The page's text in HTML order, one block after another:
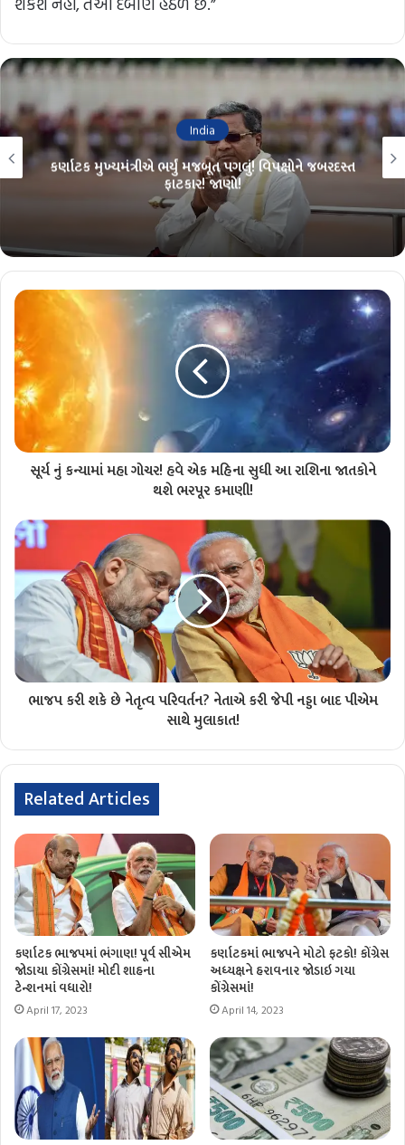
India
કર્ણાટક મુખ્યમંત્રીએ ભર્યું મજબૂત પગલું! વિપક્ષોને જબરદસ્ત
ફાટકાર! જાણો!
સૂર્ય નું કન્યામાં મહા ગોચર! હવે એક મહિના સુધી આ રાશિના જાતકોને
થશે ભરપૂર કમાણી!
ભાજપ કરી શકે છે નેતૃત્વ પરિવર્તન? નેતાએ કરી જેપી નડ્ડા બાદ પીએમ
સાથે મુલાકાત!
Related Articles
કર્ણાટક ભાજપમાં ભંગાણ! પૂર્વ સીએમ
જોડાયા કોંગ્રેસમાં! મોદી શાહના
ટેન્શનમાં વધારો!
April 17, 2023
કર્ણાટકમાં ભાજપને મોટો ફટકો! કોંગ્રેસ
અધ્યક્ષને હરાવનાર જોડાઇ ગયા
કોંગ્રેસમાં!
April 14, 2023